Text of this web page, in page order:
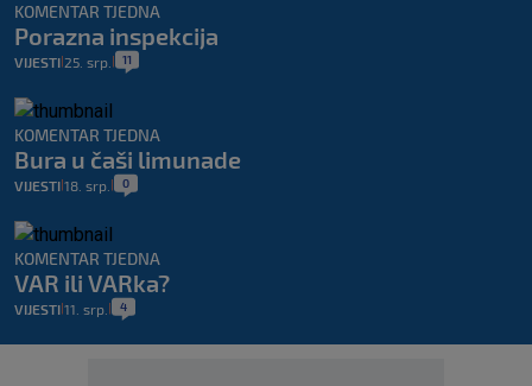
KOMENTAR TJEDNA
Porazna inspekcija
VIJESTI 25. srp. 11
KOMENTAR TJEDNA
Bura u čaši limunade
VIJESTI 18. srp. 0
KOMENTAR TJEDNA
VAR ili VARka?
VIJESTI 11. srp. 4